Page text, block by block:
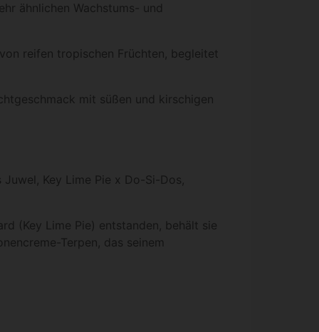
ähnlichen Wachstums- und
reifen tropischen Früchten, begleitet
mit süßen und kirschigen
Key Lime Pie x Do-Si-Dos,
(Key Lime Pie) entstanden, behält sie
Terpen, das seinem